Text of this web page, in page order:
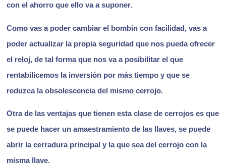
con el ahorro que ello va a suponer.
Como vas a poder cambiar el bombín con facilidad, vas a
poder actualizar la propia seguridad que nos pueda ofrecer
el reloj, de tal forma que nos va a posibilitar el que
rentabilicemos la inversión por más tiempo y que se
reduzca la obsolescencia del mismo cerrojo.
Otra de las ventajas que tienen esta clase de cerrojos es que
se puede hacer un amaestramiento de las llaves, se puede
abrir la cerradura principal y la que sea del cerrojo con la
misma llave.